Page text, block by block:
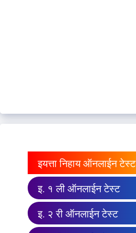
इयत्ता निहाय ऑनलाईन टेस्ट
इ. १ ली ऑनलाईन टेस्ट
इ. २ री ऑनलाईन टेस्ट